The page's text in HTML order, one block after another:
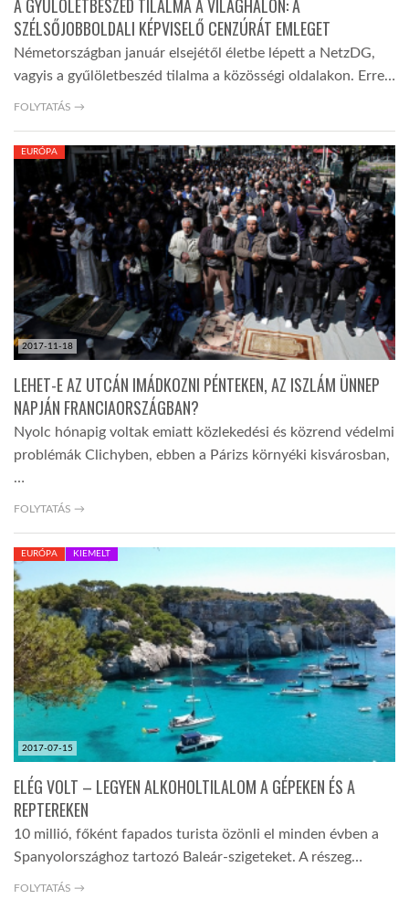
A GYŰLÖLETBESZÉD TILALMA A VILÁGHÁLÓN: A
SZÉLSŐJOBBOLDALI KÉPVISELŐ CENZÚRÁT EMLEGET
Németországban január elsejétől életbe lépett a NetzDG,
vagyis a gyűlöletbeszéd tilalma a közösségi oldalakon. Erre…
FOLYTATÁS →
2017-11-18
EURÓPA
LEHET-E AZ UTCÁN IMÁDKOZNI PÉNTEKEN, AZ ISZLÁM ÜNNEP
NAPJÁN FRANCIAORSZÁGBAN?
Nyolc hónapig voltak emiatt közlekedési és közrend védelmi
problémák Clichyben, ebben a Párizs környéki kisvárosban,
…
FOLYTATÁS →
2017-07-15
EURÓPA KIEMELT
ELÉG VOLT – LEGYEN ALKOHOLTILALOM A GÉPEKEN ÉS A
REPTEREKEN
10 millió, főként fapados turista özönli el minden évben a
Spanyolországhoz tartozó Baleár-szigeteket. A részeg…
FOLYTATÁS →